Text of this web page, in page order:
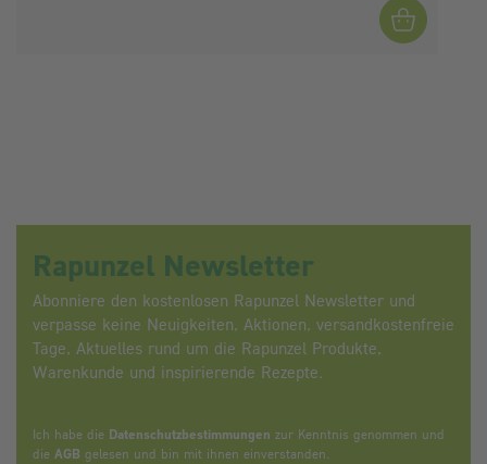
Rapunzel Newsletter
Abonniere den kostenlosen Rapunzel Newsletter und
verpasse keine Neuigkeiten, Aktionen, versandkostenfreie
Tage, Aktuelles rund um die Rapunzel Produkte,
Warenkunde und inspirierende Rezepte.
Ich habe die Datenschutzbestimmungen zur Kenntnis genommen und
die AGB gelesen und bin mit ihnen einverstanden.